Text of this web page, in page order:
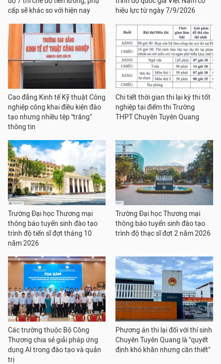
cấp sẽ khác so với hiện nay
hiệu lực từ ngày 7/9/2026
Cao đẳng Kinh tế Kỹ thuật Công
nghiệp công khai điều kiện đào
tạo nhưng nhiều tệp "trắng"
thông tin
Chi tiết thời gian thi lại kỳ thi tốt
nghiệp tại điểm thi Trường
THPT Chuyên Tuyên Quang
Trường Đại học Thương mại
thông báo tuyển sinh đào tạo
trình độ tiến sĩ đợt tháng 10
năm 2026
Trường Đại học Thương mại
thông báo tuyển sinh đào tạo
trình độ thạc sĩ đợt 2 năm 2026
Các trường thuộc Bộ Công
Thương chia sẻ giải pháp ứng
dụng AI trong đào tạo và quản
trị
Phương án thi lại đối với thí sinh
Chuyên Tuyên Quang là "quyết
định khó khăn nhưng cần thiết"